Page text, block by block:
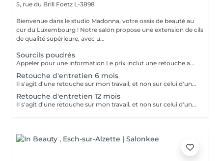
5, rue du Brill Foetz L-3898
Bienvenue dans le studio Madonna, votre oasis de beauté au
cur du Luxembourg ! Notre salon propose une extension de cils
de qualité supérieure, avec u...
Sourcils poudrés
Appeler pour une information Le prix inclut une retouche après 6 à 8 semaines.
Retouche d'entretien 6 mois
Il s'agit d'une retouche sur mon travail, et non sur celui d'un autre.
Retouche d'entretien 12 mois
Il s'agit d'une retouche sur mon travail, et non sur celui d'un autre.